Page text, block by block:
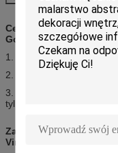
Cechy obrazu olejnego
Gogha:
1. Zakrywają odsłonięte
2. Płótna kwiatowe
3. Ta forma sztuki
tylko odległe krajobrazy,
Zastosowanie obrazu
Vincenta Van Gogha: